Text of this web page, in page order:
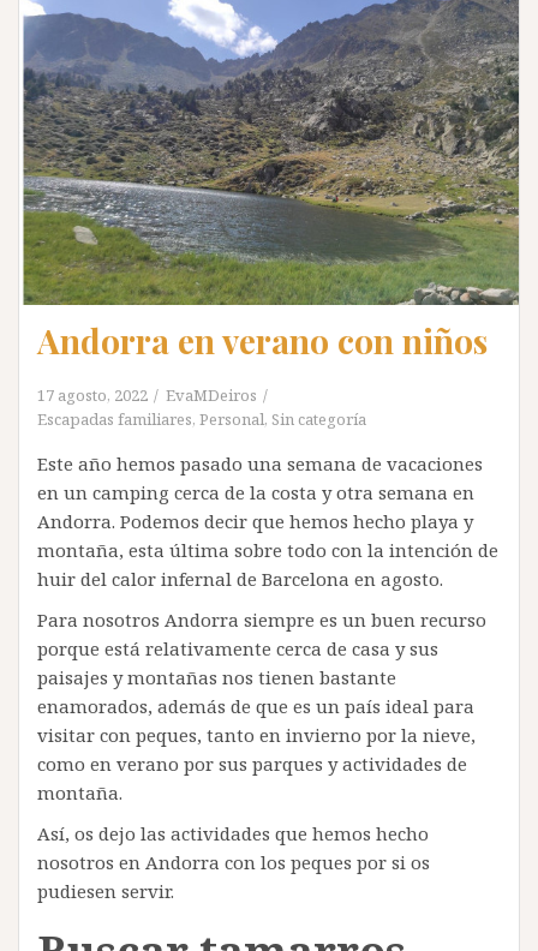
Andorra en verano con niños
17 agosto, 2022
EvaMDeiros
Escapadas familiares, Personal, Sin categoría
Este año hemos pasado una semana de vacaciones
en un camping cerca de la costa y otra semana en
Andorra. Podemos decir que hemos hecho playa y
montaña, esta última sobre todo con la intención de
huir del calor infernal de Barcelona en agosto.
Para nosotros Andorra siempre es un buen recurso
porque está relativamente cerca de casa y sus
paisajes y montañas nos tienen bastante
enamorados, además de que es un país ideal para
visitar con peques, tanto en invierno por la nieve,
como en verano por sus parques y actividades de
montaña.
Así, os dejo las actividades que hemos hecho
nosotros en Andorra con los peques por si os
pudiesen servir.